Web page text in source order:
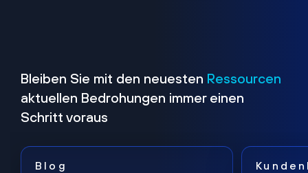
Bleiben Sie mit den neuesten Ressourcen
aktuellen Bedrohungen immer einen
Schritt voraus
Blog